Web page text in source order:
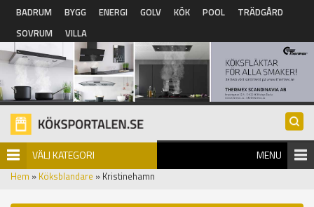
Hoppa till huvudinnehåll
BADRUM BYGG ENERGI GOLV KÖK POOL
TRÄDGÅRD
SOVRUM
VILLA
VÄLJ KATEGORI MENU
Hem » Köksblandare » Kristinehamn